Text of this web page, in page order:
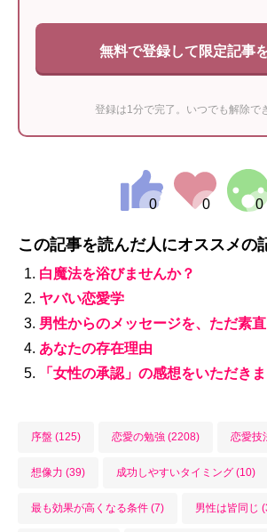
無料で登録して限定記事
登録は1分で完了。いつでも解除で
この記事を読んだ人にオススメの
白魔法を浴びませんか？
ヤバい恋愛学
男性からのメッセージを、ただ素
あなたの存在理由
「女性の承認」の感想をいただき
序盤 (125) 恋愛の勉強 (2208) 恋愛技
想像力 (39) 成功しやすいタイミング (10)
最も効果が高くなる条件 (7) 男性は皆同じ